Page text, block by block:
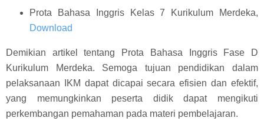
Prota Bahasa Inggris Kelas 7 Kurikulum Merdeka,
Download
Demikian artikel tentang Prota Bahasa Inggris Fase D
Kurikulum Merdeka. Semoga tujuan pendidikan dalam
pelaksanaan IKM dapat dicapai secara efisien dan efektif,
yang memungkinkan peserta didik dapat mengikuti
perkembangan pemahaman pada materi pembelajaran.